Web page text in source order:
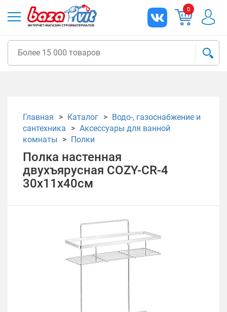
0
Главная Каталог
Водо-, газоснабжение и
сантехника
Аксессуары для ванной
комнаты
Полки
Полка настенная
двухъярусная COZY-CR-4
30х11х40см